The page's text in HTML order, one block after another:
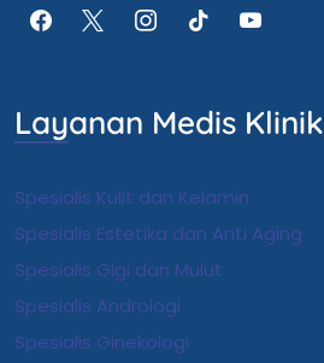
Layanan Medis Klinik
Spesialis Kulit dan Kelamin
Spesialis Estetika dan Anti Aging
Spesialis Gigi dan Mulut
Spesialis Andrologi
Spesialis Ginekologi